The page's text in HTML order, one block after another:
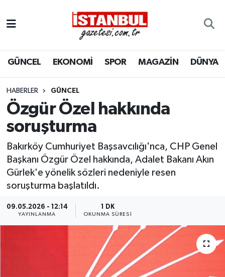
GÜNCEL EKONOMİ SPOR MAGAZİN DÜNYA
HABERLER GÜNCEL
Özgür Özel hakkında
soruşturma
Bakırköy Cumhuriyet Başsavcılığı'nca, CHP Genel
Başkanı Özgür Özel hakkında, Adalet Bakanı Akın
Gürlek'e yönelik sözleri nedeniyle resen
soruşturma başlatıldı.
09.05.2026 - 12:14
YAYINLANMA
1 DK
OKUNMA SÜRESI
EKONOMİ
İSTANBUL
DÜNYA
MAGAZİN
KÜLTÜR SANAT
SAĞLIK
BİLİM VE TEKNOLOJİ
Nöbetçi Eczaneler
Hava Durumu
Trafik Durumu
Süper Lig Puan Durumu ve Fikstür
Son Dakika Haberleri
Haber Arşivi